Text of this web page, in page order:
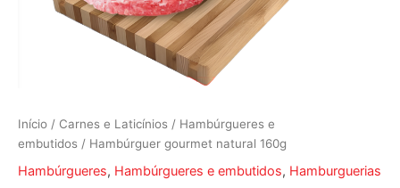
Início / Carnes e Laticínios / Hambúrgueres e
embutidos / Hambúrguer gourmet natural 160g
Hambúrgueres, Hambúrgueres e embutidos, Hamburguerias